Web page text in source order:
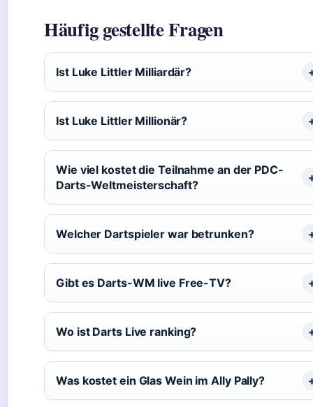
Häufig gestellte Fragen
Ist Luke Littler Milliardär?
Ist Luke Littler Millionär?
Wie viel kostet die Teilnahme an der PDC-
Darts-Weltmeisterschaft?
Welcher Dartspieler war betrunken?
Gibt es Darts-WM live Free-TV?
Wo ist Darts Live ranking?
Was kostet ein Glas Wein im Ally Pally?